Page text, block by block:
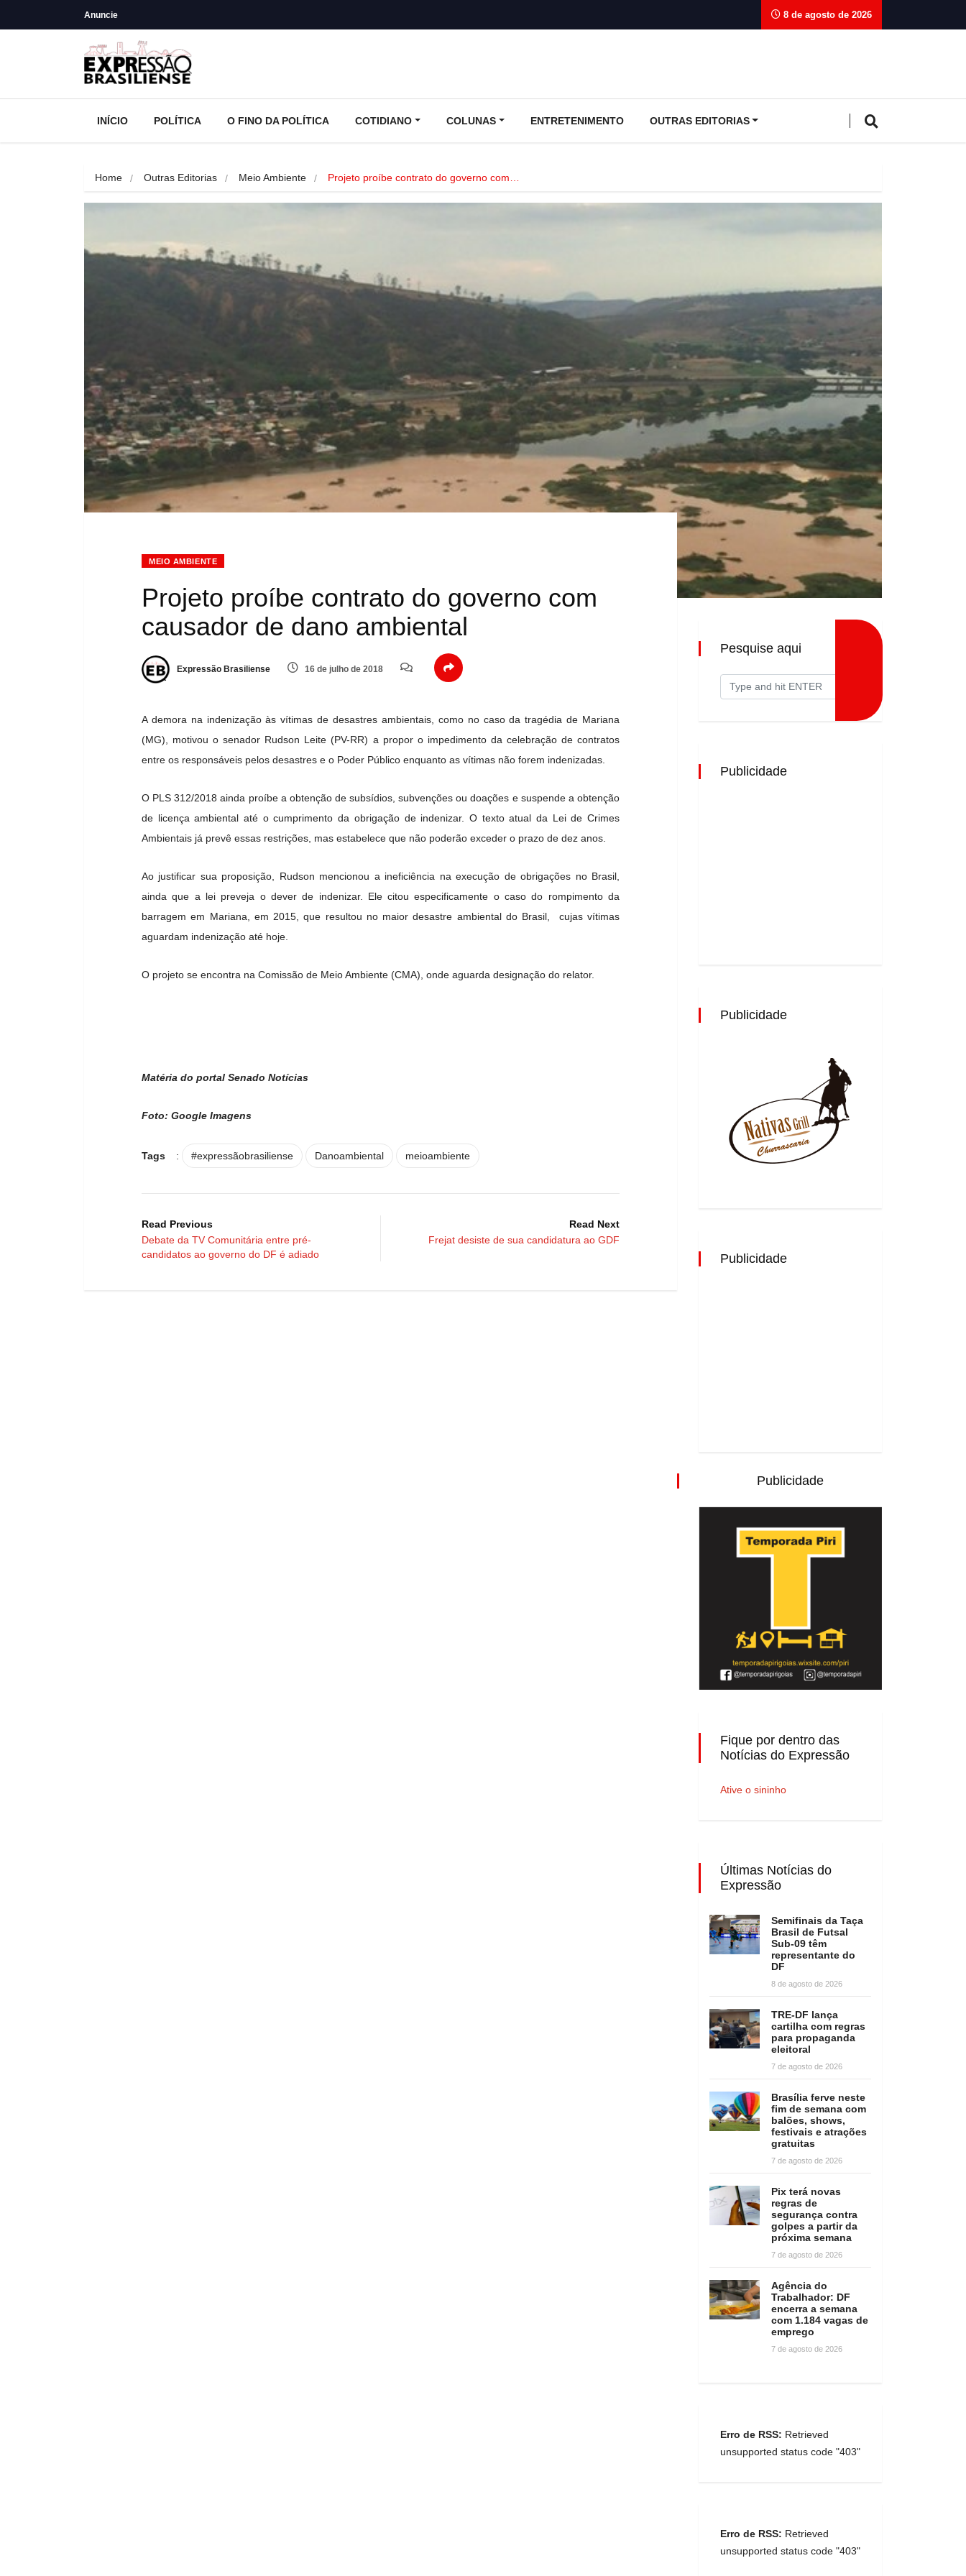
Anuncie 8 de agosto de 2026
INÍCIO POLÍTICA O FINO DA POLÍTICA COTIDIANO COLUNAS ENTRETENIMENTO OUTRAS EDITORIAS
Home Outras Editorias Meio Ambiente Projeto proíbe contrato do governo com…
MEIO AMBIENTE
Projeto proíbe contrato do governo com
causador de dano ambiental
Expressão Brasiliense 16 de julho de 2018
A demora na indenização às vítimas de desastres ambientais, como no caso da tragédia de Mariana
(MG), motivou o senador Rudson Leite (PV-RR) a propor o impedimento da celebração de contratos
entre os responsáveis pelos desastres e o Poder Público enquanto as vítimas não forem indenizadas.
O PLS 312/2018 ainda proíbe a obtenção de subsídios, subvenções ou doações e suspende a obtenção
de licença ambiental até o cumprimento da obrigação de indenizar. O texto atual da Lei de Crimes
Ambientais já prevê essas restrições, mas estabelece que não poderão exceder o prazo de dez anos.
Ao justificar sua proposição, Rudson mencionou a ineficiência na execução de obrigações no Brasil,
ainda que a lei preveja o dever de indenizar. Ele citou especificamente o caso do rompimento da
barragem em Mariana, em 2015, que resultou no maior desastre ambiental do Brasil, cujas vítimas
aguardam indenização até hoje.
O projeto se encontra na Comissão de Meio Ambiente (CMA), onde aguarda designação do relator.
Matéria do portal Senado Notícias
Foto: Google Imagens
Tags : #expressãobrasiliense Danoambiental meioambiente
Read Previous
Debate da TV Comunitária entre pré-
candidatos ao governo do DF é adiado
Read Next
Frejat desiste de sua candidatura ao GDF
Pesquise aqui
Publicidade
Publicidade
Publicidade
Publicidade
Fique por dentro das
Notícias do Expressão
Ative o sininho
Últimas Notícias do
Expressão
Semifinais da Taça
Brasil de Futsal
Sub-09 têm
representante do
DF
8 de agosto de 2026
TRE-DF lança
cartilha com regras
para propaganda
eleitoral
7 de agosto de 2026
Brasília ferve neste
fim de semana com
balões, shows,
festivais e atrações
gratuitas
7 de agosto de 2026
Pix terá novas
regras de
segurança contra
golpes a partir da
próxima semana
7 de agosto de 2026
Agência do
Trabalhador: DF
encerra a semana
com 1.184 vagas de
emprego
7 de agosto de 2026
Erro de RSS: Retrieved
unsupported status code "403"
Erro de RSS: Retrieved
unsupported status code "403"